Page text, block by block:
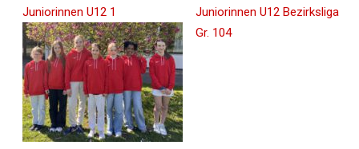
Juniorinnen U12 1
Juniorinnen U12 Bezirksliga
Gr. 104